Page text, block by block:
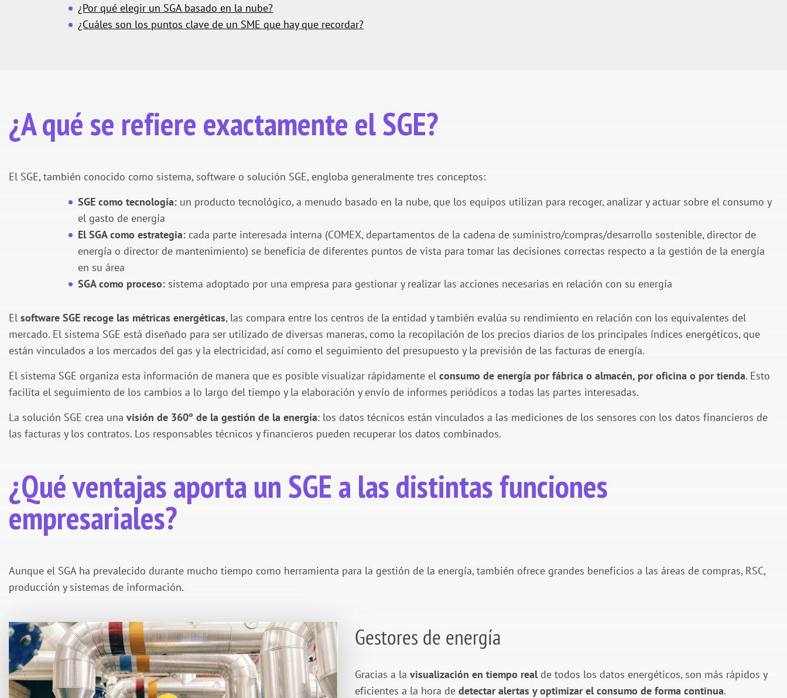
¿Por qué elegir un SGA basado en la nube?
¿Cuáles son los puntos clave de un SME que hay que recordar?
¿A qué se refiere exactamente el SGE?
El SGE, también conocido como sistema, software o solución SGE, engloba generalmente tres conceptos:
SGE como tecnología: un producto tecnológico, a menudo basado en la nube, que los equipos utilizan para recoger, analizar y actuar sobre el consumo y
el gasto de energía
El SGA como estrategia: cada parte interesada interna (COMEX, departamentos de la cadena de suministro/compras/desarrollo sostenible, director de
energía o director de mantenimiento) se beneficia de diferentes puntos de vista para tomar las decisiones correctas respecto a la gestión de la energía
en su área
SGA como proceso: sistema adoptado por una empresa para gestionar y realizar las acciones necesarias en relación con su energía
El software SGE recoge las métricas energéticas, las compara entre los centros de la entidad y también evalúa su rendimiento en relación con los equivalentes del
mercado. El sistema SGE está diseñado para ser utilizado de diversas maneras, como la recopilación de los precios diarios de los principales índices energéticos, que
están vinculados a los mercados del gas y la electricidad, así como el seguimiento del presupuesto y la previsión de las facturas de energía.
El sistema SGE organiza esta información de manera que es posible visualizar rápidamente el consumo de energía por fábrica o almacén, por oficina o por tienda. Esto
facilita el seguimiento de los cambios a lo largo del tiempo y la elaboración y envío de informes periódicos a todas las partes interesadas.
La solución SGE crea una visión de 360º de la gestión de la energía: los datos técnicos están vinculados a las mediciones de los sensores con los datos financieros de
las facturas y los contratos. Los responsables técnicos y financieros pueden recuperar los datos combinados.
¿Qué ventajas aporta un SGE a las distintas funciones
empresariales?
Aunque el SGA ha prevalecido durante mucho tiempo como herramienta para la gestión de la energía, también ofrece grandes beneficios a las áreas de compras, RSC,
producción y sistemas de información.
Gestores de energía
Gracias a lavisualización en tiempo realde todos los datos energéticos, son más rápidos y
eficientes a la hora dedetectar alertas y optimizar el consumo de forma continua.